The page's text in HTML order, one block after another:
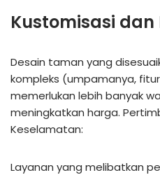
Kustomisasi
Desain taman yang
kompleks (umpamanya,
memerlukan lebih banyak
meningkatkan harga.
Keselamatan:
Layanan yang melibatkan